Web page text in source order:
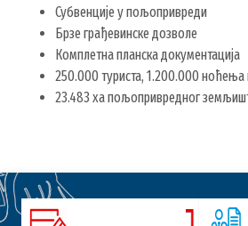
Субвенције у пољопривреди
Брзе грађевинске дозволе
Комплетна планска документација
250.000 туриста, 1.200.000
23.483 ха пољопривредног